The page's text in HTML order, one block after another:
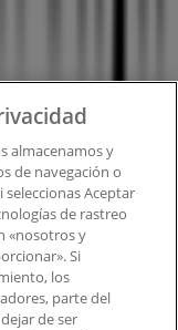
o en la
almacenamos y
de navegación o
Aceptar
de rastreo
«nosotros y
Si
los
parte del
de ser